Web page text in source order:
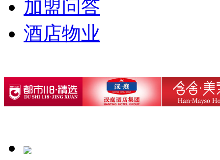
加盟问答
酒店物业